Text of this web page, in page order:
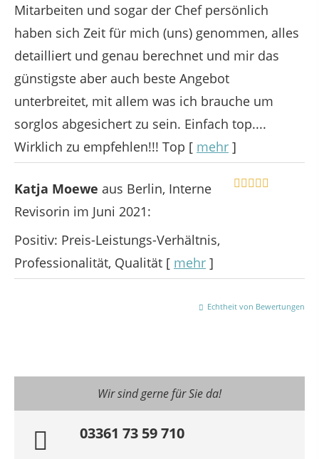
Mitarbeiten und sogar der Chef persönlich
haben sich Zeit für mich (uns) genommen, alles
detailliert und genau berechnet und mir das
günstigste aber auch beste Angebot
unterbreitet, mit allem was ich brauche um
sorglos abgesichert zu sein. Einfach top....
Wirklich zu empfehlen!!! Top [ mehr ]
Katja Moewe aus Berlin, Interne
Revisorin im Juni 2021:
Positiv: Preis-Leistungs-Verhältnis,
Professionalität, Qualität [ mehr ]
Echtheit von Bewertungen
Wir sind gerne für Sie da!
03361 73 59 710